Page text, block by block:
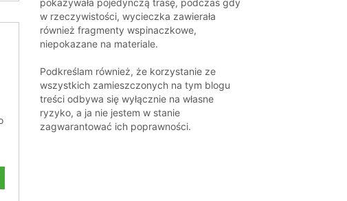
pokazywała pojedynczą trasę, podczas gdy
w rzeczywistości, wycieczka zawierała
również fragmenty wspinaczkowe,
niepokazane na materiale.
Podkreślam również, że korzystanie ze
wszystkich zamieszczonych na tym blogu
treści odbywa się wyłącznie na własne
ryzyko, a ja nie jestem w stanie
zagwarantować ich poprawności.